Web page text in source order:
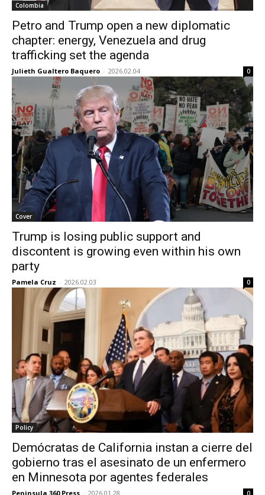
Colombia
Petro and Trump open a new diplomatic
chapter: energy, Venezuela and drug
trafficking set the agenda
Julieth Gualtero Baquero - 2026.02.04 0
Cover
Trump is losing public support and
discontent is growing even within his own
party
Pamela Cruz - 2026.02.03 0
Policy
Demócratas de California instan a cierre del
gobierno tras el asesinato de un enfermero
en Minnesota por agentes federales
Peninsula 360 Press - 2026.01.28 0